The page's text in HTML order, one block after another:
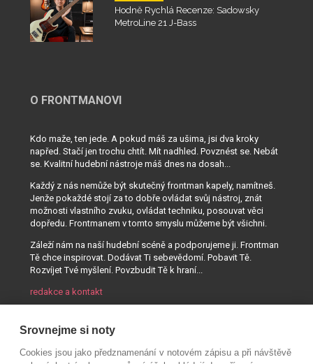
Hodně Rychlá Recenze: Sadowsky
MetroLine 21 J-Bass
O FRONTMANOVI
Kdo maže, ten jede. A pokud máš za ušima, jsi dva kroky
napřed. Stačí jen trochu chtít. Mít nadhled. Povznést se. Nebát
se. Kvalitní hudební nástroje máš dnes na dosah...
Každý z nás nemůže být skutečný frontman kapely, namítneš.
Jenže pokaždé stojí za to dobře ovládat svůj nástroj, znát
možnosti vlastního zvuku, ovládat techniku, posouvat věci
dopředu. Frontmanem v tomto smyslu můžeme být všichni.
Záleží nám na naší hudební scéně a podporujeme ji. Frontman
Tě chce inspirovat. Dodávat Ti sebevědomí. Pobavit Tě.
Rozvíjet Tvé myšlení. Povzbudit Tě k hraní...
redakce a kontakt
Srovnejme si noty
Cookies jsou jako předznamenání v notovém zápisu a při návštěvě